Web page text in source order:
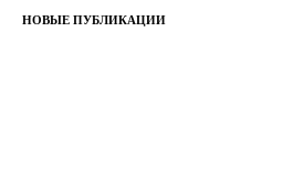
НОВЫЕ ПУБЛИКАЦИИ